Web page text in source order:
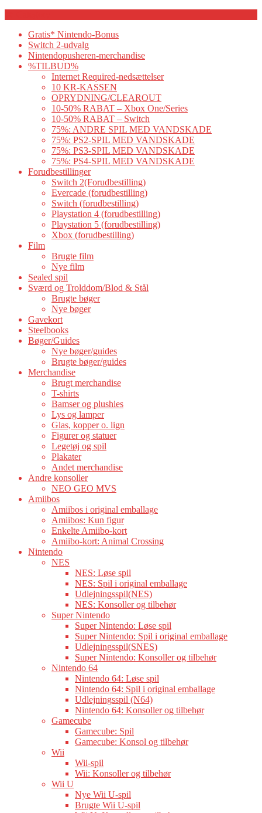
Gratis* Nintendo-Bonus
Switch 2-udvalg
Nintendopusheren-merchandise
%TILBUD%
Internet Required-nedsættelser
10 KR-KASSEN
OPRYDNING/CLEAROUT
10-50% RABAT – Xbox One/Series
10-50% RABAT – Switch
75%: ANDRE SPIL MED VANDSKADE
75%: PS2-SPIL MED VANDSKADE
75%: PS3-SPIL MED VANDSKADE
75%: PS4-SPIL MED VANDSKADE
Forudbestillinger
Switch 2(Forudbestilling)
Evercade (forudbestilling)
Switch (forudbestilling)
Playstation 4 (forudbestilling)
Playstation 5 (forudbestilling)
Xbox (forudbestilling)
Film
Brugte film
Nye film
Sealed spil
Sværd og Trolddom/Blod & Stål
Brugte bøger
Nye bøger
Gavekort
Steelbooks
Bøger/Guides
Nye bøger/guides
Brugte bøger/guides
Merchandise
Brugt merchandise
T-shirts
Bamser og plushies
Lys og lamper
Glas, kopper o. lign
Figurer og statuer
Legetøj og spil
Plakater
Andet merchandise
Andre konsoller
NEO GEO MVS
Amiibos
Amiibos i original emballage
Amiibos: Kun figur
Enkelte Amiibo-kort
Amiibo-kort: Animal Crossing
Nintendo
NES
NES: Løse spil
NES: Spil i original emballage
Udlejningsspil(NES)
NES: Konsoller og tilbehør
Super Nintendo
Super Nintendo: Løse spil
Super Nintendo: Spil i original emballage
Udlejningsspil(SNES)
Super Nintendo: Konsoller og tilbehør
Nintendo 64
Nintendo 64: Løse spil
Nintendo 64: Spil i original emballage
Udlejningsspil (N64)
Nintendo 64: Konsoller og tilbehør
Gamecube
Gamecube: Spil
Gamecube: Konsol og tilbehør
Wii
Wii-spil
Wii: Konsoller og tilbehør
Wii U
Nye Wii U-spil
Brugte Wii U-spil